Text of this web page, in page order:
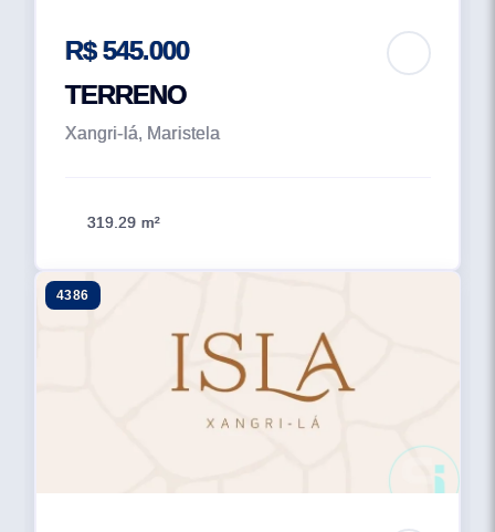
R$ 545.000
TERRENO
Xangri-lá, Maristela
319.29 m²
4386